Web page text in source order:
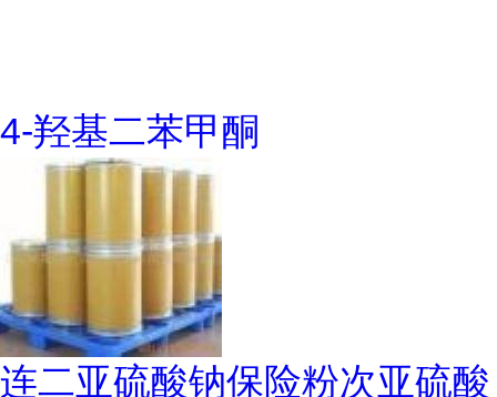
4-羟基二苯甲酮
连二亚硫酸钠保险粉次亚硫酸